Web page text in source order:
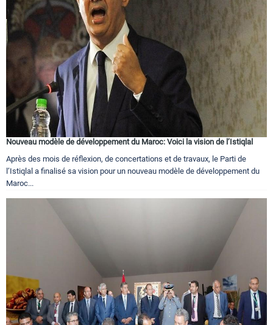
Nouveau modèle de développement du Maroc: Voici la vision de l’Istiqlal
Après des mois de réflexion, de concertations et de travaux, le Parti de
l’Istiqlal a finalisé sa vision pour un nouveau modèle de développement du
Maroc...